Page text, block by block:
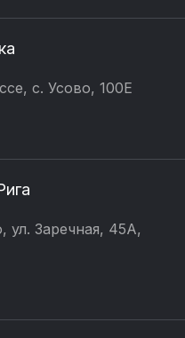
с. Усово, 100Е
ул. Заречная, 45А,